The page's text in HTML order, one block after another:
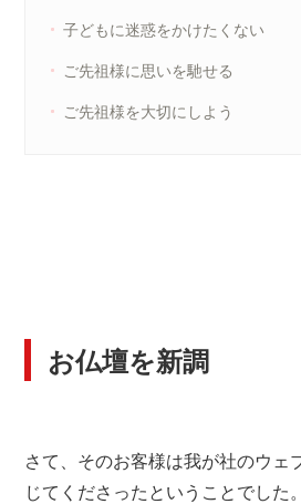
子どもに迷惑をかけたくない
ご先祖様に思いを馳せる
ご先祖様を大切にしよう
お仏壇を新調
さて、そのお客様は我が社のウ
じてくださったということでした。